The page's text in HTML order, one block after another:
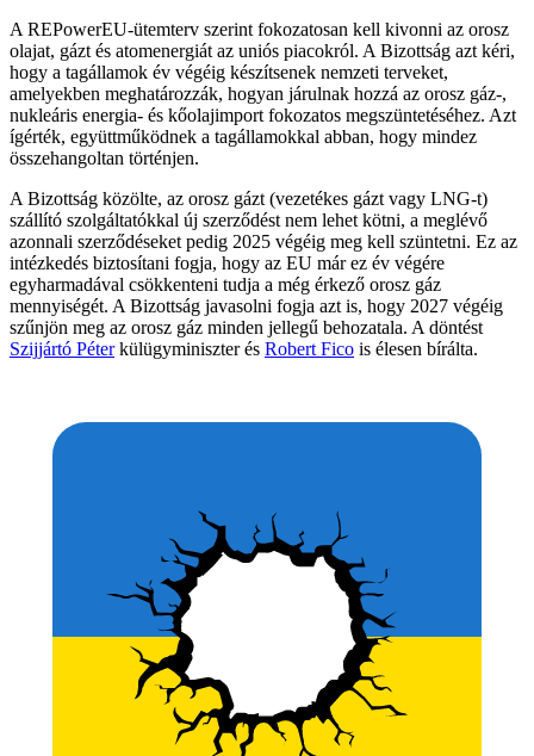
A REPowerEU-ütemterv szerint fokozatosan kell kivonni az orosz
olajat, gázt és atomenergiát az uniós piacokról. A Bizottság azt kéri,
hogy a tagállamok év végéig készítsenek nemzeti terveket,
amelyekben meghatározzák, hogyan járulnak hozzá az orosz gáz-,
nukleáris energia- és kőolajimport fokozatos megszüntetéséhez. Azt
ígérték, együttműködnek a tagállamokkal abban, hogy mindez
összehangoltan történjen.
A Bizottság közölte, az orosz gázt (vezetékes gázt vagy LNG-t)
szállító szolgáltatókkal új szerződést nem lehet kötni, a meglévő
azonnali szerződéseket pedig 2025 végéig meg kell szüntetni. Ez az
intézkedés biztosítani fogja, hogy az EU már ez év végére
egyharmadával csökkenteni tudja a még érkező orosz gáz
mennyiségét. A Bizottság javasolni fogja azt is, hogy 2027 végéig
szűnjön meg az orosz gáz minden jellegű behozatala. A döntést
Szijjártó Péterkülügyminiszter és Robert Fico is élesen bírálta.